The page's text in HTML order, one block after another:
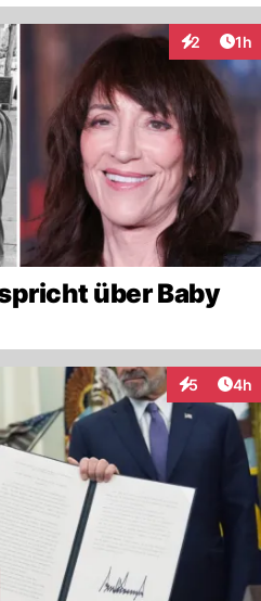
2 1h
über Baby
5 4h